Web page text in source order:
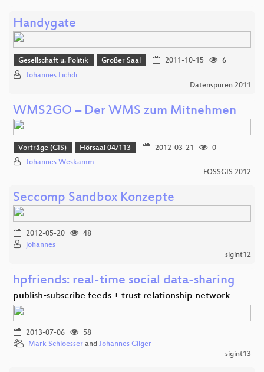
Handygate
Gesellschaft u. Politik Großer Saal 2011-10-15
6
Johannes Lichdi
Datenspuren 2011
WMS2GO – Der WMS zum Mitnehmen
Vorträge (GIS) Hörsaal 04/113 2012-03-21
0
Johannes Weskamm
FOSSGIS 2012
Seccomp Sandbox Konzepte
2012-05-20
48
johannes
sigint12
hpfriends: real-time social data-sharing
publish-subscribe feeds + trust relationship network
2013-07-06
58
Mark Schloesser and Johannes Gilger
sigint13